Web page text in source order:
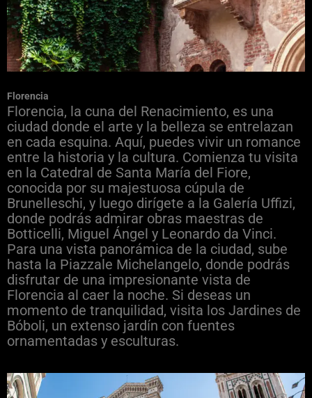
Florencia
Florencia, la cuna del Renacimiento, es una
ciudad donde el arte y la belleza se entrelazan
en cada esquina. Aquí, puedes vivir un romance
entre la historia y la cultura. Comienza tu visita
en la Catedral de Santa María del Fiore,
conocida por su majestuosa cúpula de
Brunelleschi, y luego dirígete a la Galería Uffizi,
donde podrás admirar obras maestras de
Botticelli, Miguel Ángel y Leonardo da Vinci.
Para una vista panorámica de la ciudad, sube
hasta la Piazzale Michelangelo, donde podrás
disfrutar de una impresionante vista de
Florencia al caer la noche. Si deseas un
momento de tranquilidad, visita los Jardines de
Bóboli, un extenso jardín con fuentes
ornamentadas y esculturas.